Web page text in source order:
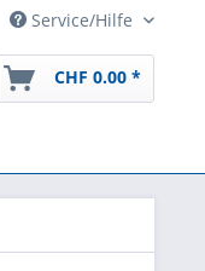
Service/Hilfe
CHF 0.00 *